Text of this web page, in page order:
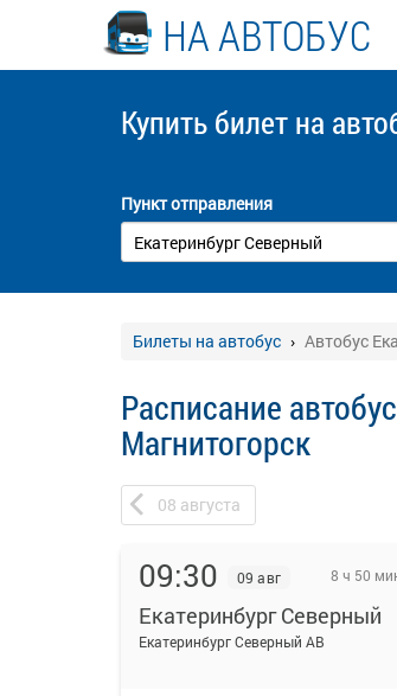
НА АВТОБУС
Купить билет на
Пункт отправления
Билеты на автобус Автобус
Расписание
Магнитогорск
08 августа
09:30 09 авг 8 ч 50
Екатеринбург Северный
Екатеринбург Северный АВ